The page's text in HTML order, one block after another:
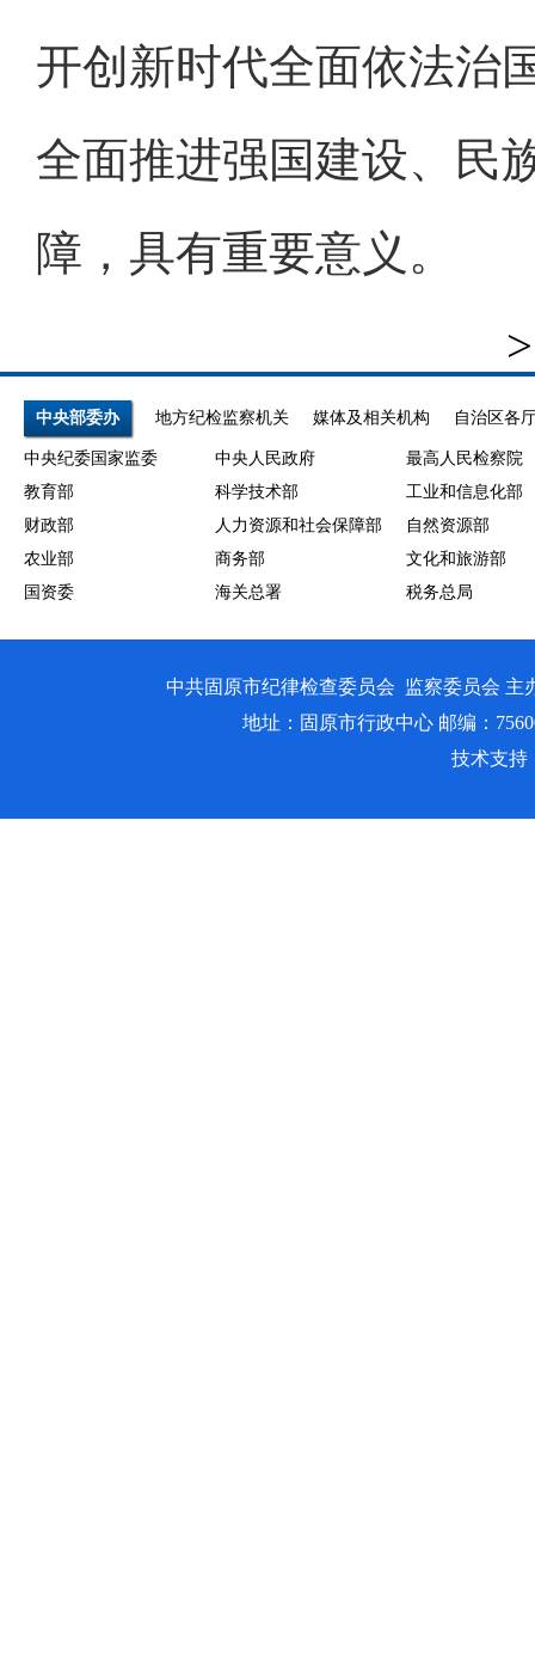
开创新时代全面依法治
全面推进强国建设、民
障，具有重要意义。
中央部委办 地方纪检监察机关 媒体及相关机构 自治区各
中央纪委国家监委 中央人民政府
最高人民检察院
教育部
科学技术部
工业和信息化部
财政部
人力资源和社会保障部
自然资源部
农业部
商务部
文化和旅游部
国资委
海关总署 税务总局
中共固原市纪律检查委员会 监察委员会
地址：固原市行政中心 邮编：
技术支持